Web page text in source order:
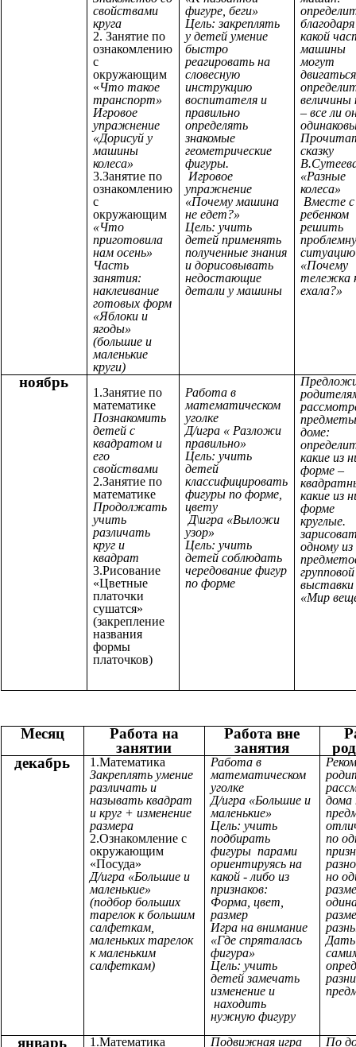
свойствами
круга
2. Занятие по
ознакомлению
с
окружающим
«Что такое
транспорт»
Игровое
упражнение
«Дорисуй у
машины
колеса»
3.Занятие по
ознакомлению
с
окружающим
«Что
приготовила
нам осень»
Часть
занятия:
наклеивание
готовых форм
«Яблоки и
ягоды»
(большие и
маленькие
круги)
фигуре, беги»
Цель: закреплять
у детей умение
быстро
реагировать на
словесную
инструкцию
воспитателя и
правильно
определять
знакомые
геометрические
фигуры.
Игровое
упражнение
«Почему машина
не едет?»
Цель: учить
детей применять
полученные знания
и дорисовывать
недостающие
детали у машины
благодаря
какой
машины
могут
величины
– все ли
сказку
«Разные
колеса»
Вместе с
ребенком
решить
ситуацию
«Почему
тележка
ехала?»
ноябрь
1.Занятие по
математике
Познакомить
детей с
квадратом и
его
свойствами
2.Занятие по
математике
Продолжать
учить
различать
круг и
квадрат
3.Рисование
«Цветные
платочки
сушатся»
(закрепление
названия
формы
платочков)
Работа в
математическом
уголке
Д/игра « Разложи
правильно»
Цель: учить
детей
классифицировать
фигуры по форме,
цвету
Д\игра «Выложи
узор»
Цель: учить
детей соблюдать
чередование фигур
по форме
доме:
какие из
форме –
какие из
форме
круглые.
одному из
групповой
выставки
«Мир
Месяц
Работа на
занятии
Работа вне
занятия
декабрь
1.Математика
Закреплять умение
различать и
называть квадрат
и круг + изменение
размера
2.Ознакомление с
окружающим
«Посуда»
Д/игра «Большие и
маленькие»
(подбор больших
тарелок к большим
салфеткам,
маленьких тарелок
к маленьким
салфеткам)
Работа в
математическом
уголке
Д/игра «Большие и
маленькие»
Цель: учить
подбирать
фигуры парами
ориентируясь на
какой - либо из
признаков:
Форма, цвет,
размер
Игра на внимание
«Где спряталась
фигура»
Цель: учить
детей замечать
изменение и
находить
нужную фигуру
дома
по
но
январь
1.Математика
Подвижная игра
По